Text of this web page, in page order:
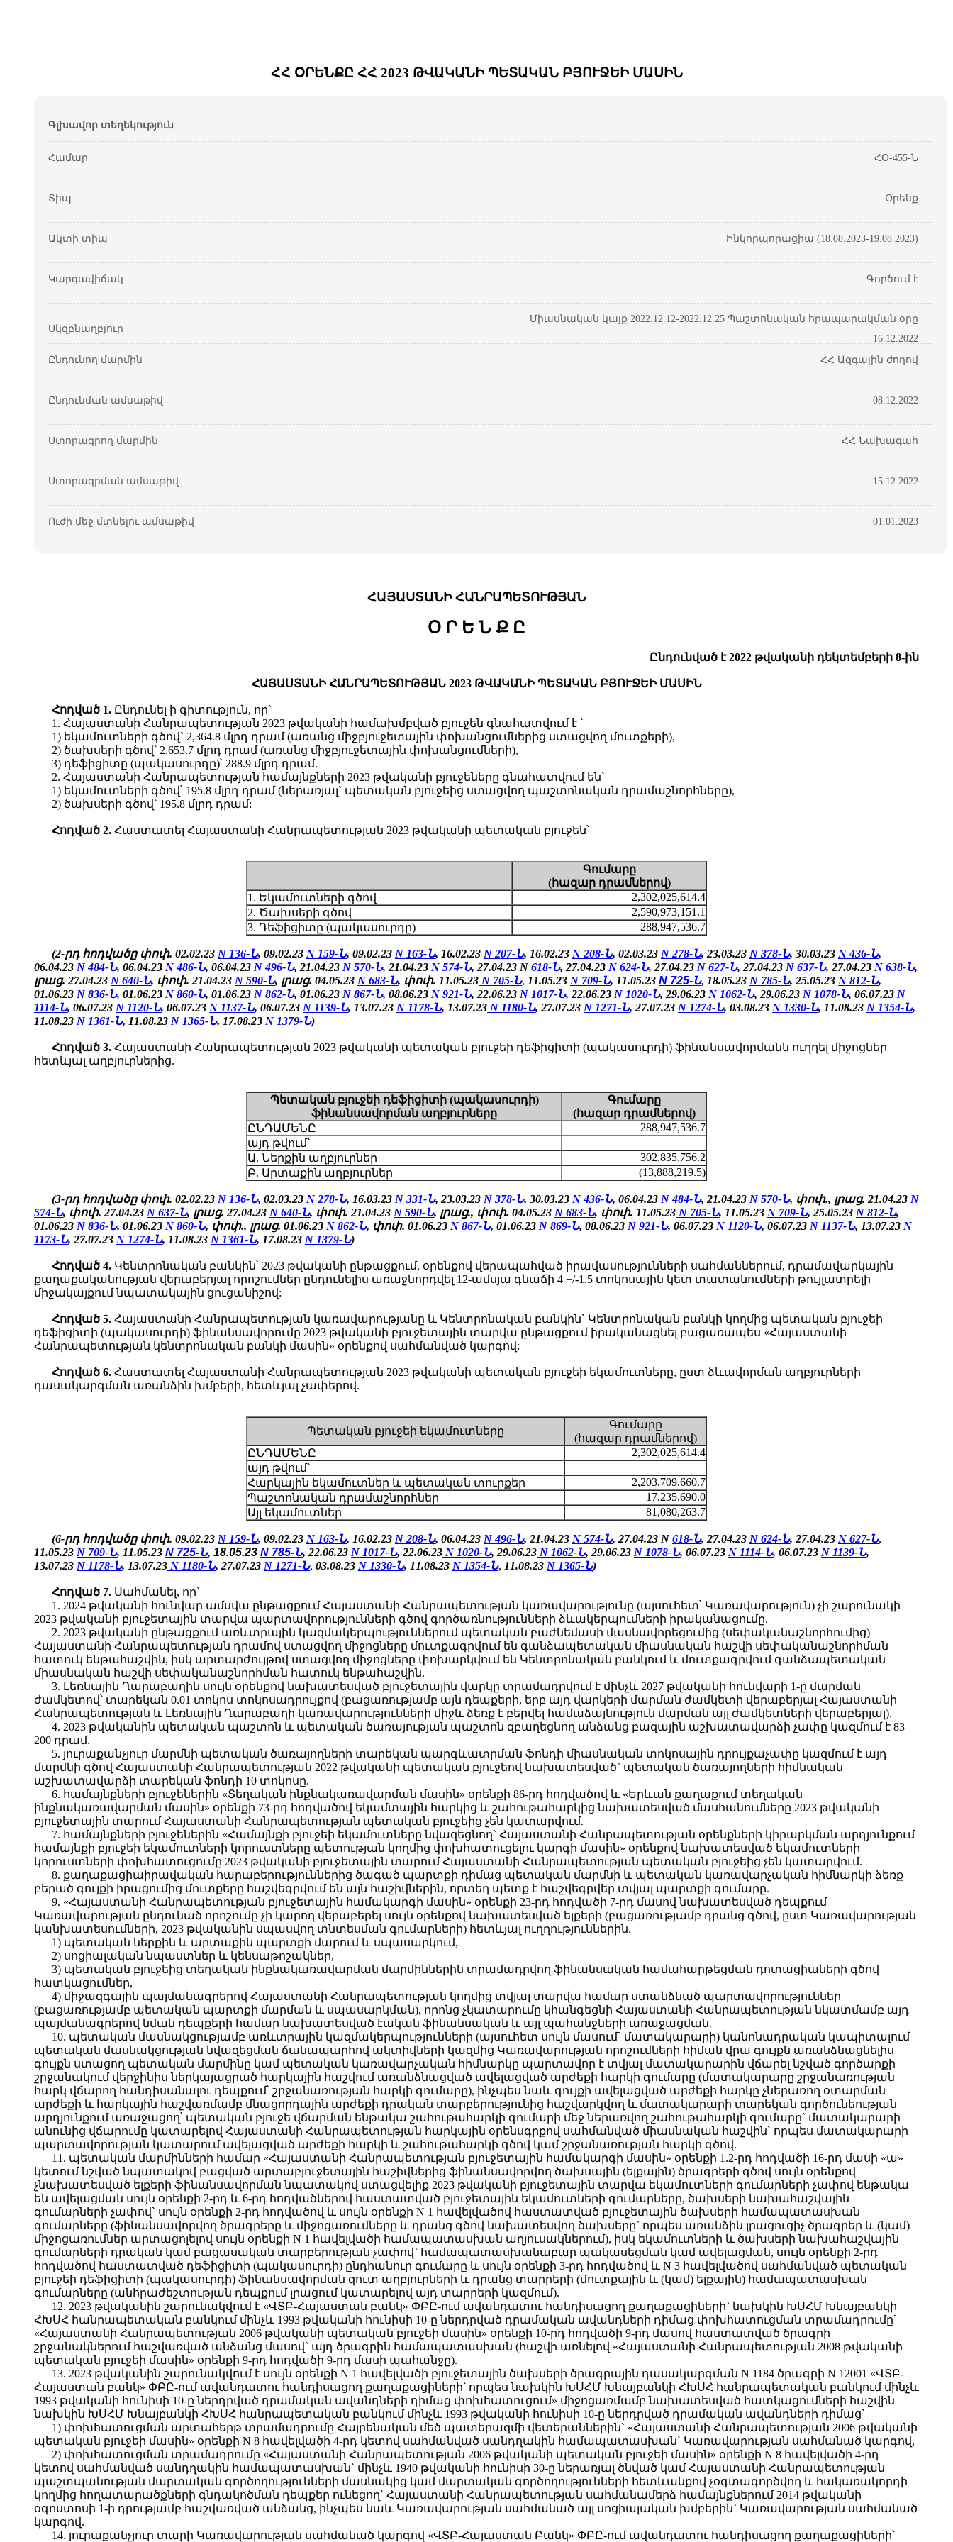
ՀՀ ՕՐԵՆՔԸ ՀՀ 2023 ԹՎԱԿԱՆԻ ՊԵՏԱԿԱՆ ԲՅՈՒՋԵԻ ՄԱՍԻՆ
Գլխավոր տեղեկություն
Համար ՀՕ-455-Ն
Տիպ Օրենք
Ակտի տիպ Ինկորպորացիա (18.08.2023-19.08.2023)
Կարգավիճակ Գործում է
Սկզբնաղբյուր
Միասնական կայք 2022.12.12-2022.12.25 Պաշտոնական հրապարակման օրը
16.12.2022
Ընդունող մարմին
ՀՀ Ազգային ժողով
Ընդունման ամսաթիվ 08.12.2022
Ստորագրող մարմին ՀՀ Նախագահ
Ստորագրման ամսաթիվ 15.12.2022
Ուժի մեջ մտնելու ամսաթիվ 01.01.2023
ՀԱՅԱՍՏԱՆԻ ՀԱՆՐԱՊԵՏՈՒԹՅԱՆ
Օ Ր Ե Ն Ք Ը
Ընդունված է 2022 թվականի դեկտեմբերի 8-ին
ՀԱՅԱՍՏԱՆԻ ՀԱՆՐԱՊԵՏՈՒԹՅԱՆ 2023 ԹՎԱԿԱՆԻ ՊԵՏԱԿԱՆ ԲՅՈՒՋԵԻ ՄԱՍԻՆ
Հոդված 1. Ընդունել ի գիտություն, որ`
1. Հայաստանի Հանրապետության 2023 թվականի համախմբված բյուջեն գնահատվում է ՝
1) եկամուտների գծով` 2,364.8 մլրդ դրամ (առանց միջբյուջետային փոխանցումներից ստացվող մուտքերի),
2) ծախսերի գծով՝ 2,653.7 մլրդ դրամ (առանց միջբյուջետային փոխանցումների),
3) դեֆիցիտը (պակասուրդը)՝ 288.9 մլրդ դրամ.
2. Հայաստանի Հանրապետության համայնքների 2023 թվականի բյուջեները գնահատվում են՝
1) եկամուտների գծով՝ 195.8 մլրդ դրամ (ներառյալ` պետական բյուջեից ստացվող պաշտոնական դրամաշնորհները),
2) ծախսերի գծով՝ 195.8 մլրդ դրամ:
Հոդված 2. Հաստատել Հայաստանի Հանրապետության 2023 թվականի պետական բյուջեն՝
Գումարը
(հազար դրամներով)
1. Եկամուտների գծով
2,302,025,614.4
2. Ծախսերի գծով
2,590,973,151.1
3. Դեֆիցիտը (պակասուրդը)
288,947,536.7
(2-րդ հոդվածը փոփ. 02.02.23 N 136-Ն, 09.02.23 N 159-Ն, 09.02.23 N 163-Ն, 16.02.23 N 207-Ն, 16.02.23 N 208-Ն, 02.03.23 N 278-Ն, 23.03.23 N 378-Ն, 30.03.23 N 436-Ն,
06.04.23 N 484-Ն, 06.04.23 N 486-Ն, 06.04.23 N 496-Ն, 21.04.23 N 570-Ն, 21.04.23 N 574-Ն, 27.04.23 N 618-Ն, 27.04.23 N 624-Ն, 27.04.23 N 627-Ն, 27.04.23 N 637-Ն, 27.04.23 N 638-Ն,
լրաց. 27.04.23 N 640-Ն, փոփ. 21.04.23 N 590-Ն, լրաց. 04.05.23 N 683-Ն, փոփ. 11.05.23 N 705-Ն, 11.05.23 N 709-Ն, 11.05.23 N 725-Ն, 18.05.23 N 785-Ն, 25.05.23 N 812-Ն,
01.06.23 N 836-Ն, 01.06.23 N 860-Ն, 01.06.23 N 862-Ն, 01.06.23 N 867-Ն, 08.06.23 N 921-Ն, 22.06.23 N 1017-Ն, 22.06.23 N 1020-Ն, 29.06.23 N 1062-Ն, 29.06.23 N 1078-Ն, 06.07.23 N
1114-Ն, 06.07.23 N 1120-Ն, 06.07.23 N 1137-Ն, 06.07.23 N 1139-Ն, 13.07.23 N 1178-Ն, 13.07.23 N 1180-Ն, 27.07.23 N 1271-Ն, 27.07.23 N 1274-Ն, 03.08.23 N 1330-Ն, 11.08.23 N 1354-Ն,
11.08.23 N 1361-Ն, 11.08.23 N 1365-Ն, 17.08.23 N 1379-Ն)
Հոդված 3. Հայաստանի Հանրապետության 2023 թվականի պետական բյուջեի դեֆիցիտի (պակասուրդի) ֆինանսավորմանն ուղղել միջոցներ
հետևյալ աղբյուրներից.
Պետական բյուջեի դեֆիցիտի (պակասուրդի)
ֆինանսավորման աղբյուրները
Գումարը
(հազար դրամներով)
ԸՆԴԱՄԵՆԸ
288,947,536.7
այդ թվում`
Ա. Ներքին աղբյուրներ
302,835,756.2
Բ. Արտաքին աղբյուրներ
(13,888,219.5)
(3-րդ հոդվածը փոփ. 02.02.23 N 136-Ն, 02.03.23 N 278-Ն, 16.03.23 N 331-Ն, 23.03.23 N 378-Ն, 30.03.23 N 436-Ն, 06.04.23 N 484-Ն, 21.04.23 N 570-Ն, փոփ., լրաց. 21.04.23 N
574-Ն, փոփ. 27.04.23 N 637-Ն, լրաց. 27.04.23 N 640-Ն, փոփ. 21.04.23 N 590-Ն, լրաց., փոփ. 04.05.23 N 683-Ն, փոփ. 11.05.23 N 705-Ն, 11.05.23 N 709-Ն, 25.05.23 N 812-Ն,
01.06.23 N 836-Ն, 01.06.23 N 860-Ն, փոփ., լրաց. 01.06.23 N 862-Ն, փոփ. 01.06.23 N 867-Ն, 01.06.23 N 869-Ն, 08.06.23 N 921-Ն, 06.07.23 N 1120-Ն, 06.07.23 N 1137-Ն, 13.07.23 N
1173-Ն, 27.07.23 N 1274-Ն, 11.08.23 N 1361-Ն, 17.08.23 N 1379-Ն)
Հոդված 4. Կենտրոնական բանկին՝ 2023 թվականի ընթացքում, օրենքով վերապահված իրավասությունների սահմաններում, դրամավարկային
քաղաքականության վերաբերյալ որոշումներ ընդունելիս առաջնորդվել 12-ամսյա գնաճի 4 +/-1.5 տոկոսային կետ տատանումների թույլատրելի
միջակայքում նպատակային ցուցանիշով:
Հոդված 5. Հայաստանի Հանրապետության կառավարությանը և Կենտրոնական բանկին` Կենտրոնական բանկի կողմից պետական բյուջեի
դեֆիցիտի (պակասուրդի) ֆինանսավորումը 2023 թվականի բյուջետային տարվա ընթացքում իրականացնել բացառապես «Հայաստանի
Հանրապետության կենտրոնական բանկի մասին» օրենքով սահմանված կարգով:
Հոդված 6. Հաստատել Հայաստանի Հանրապետության 2023 թվականի պետական բյուջեի եկամուտները, ըստ ձևավորման աղբյուրների
դասակարգման առանձին խմբերի, հետևյալ չափերով.
Պետական բյուջեի եկամուտները
Գումարը
(հազար դրամներով)
ԸՆԴԱՄԵՆԸ
2,302,025,614.4
այդ թվում`
Հարկային եկամուտներ և պետական տուրքեր
2,203,709,660.7
Պաշտոնական դրամաշնորհներ
17,235,690.0
Այլ եկամուտներ
81,080,263.7
(6-րդ հոդվածը փոփ. 09.02.23 N 159-Ն, 09.02.23 N 163-Ն, 16.02.23 N 208-Ն, 06.04.23 N 496-Ն, 21.04.23 N 574-Ն, 27.04.23 N 618-Ն, 27.04.23 N 624-Ն,27.04.23 N 627-Ն,
11.05.23 N 709-Ն, 11.05.23 N 725-Ն, 18.05.23 N 785-Ն, 22.06.23 N 1017-Ն, 22.06.23 N 1020-Ն, 29.06.23 N 1062-Ն, 29.06.23 N 1078-Ն, 06.07.23 N 1114-Ն, 06.07.23 N 1139-Ն,
13.07.23 N 1178-Ն, 13.07.23 N 1180-Ն,27.07.23 N 1271-Ն, 03.08.23 N 1330-Ն, 11.08.23 N 1354-Ն, 11.08.23 N 1365-Ն)
Հոդված 7. Սահմանել, որ՝
1. 2024 թվականի հունվար ամսվա ընթացքում Հայաստանի Հանրապետության կառավարությունը (այսուհետ՝ Կառավարություն) չի շարունակի
2023 թվականի բյուջետային տարվա պարտավորությունների գծով գործառնությունների ձևակերպումների իրականացումը.
2. 2023 թվականի ընթացքում առևտրային կազմակերպություններում պետական բաժնեմասի մասնավորեցումից (սեփականաշնորհումից)
Հայաստանի Հանրապետության դրամով ստացվող միջոցները մուտքագրվում են գանձապետական միասնական հաշվի սեփականաշնորհման
հատուկ ենթահաշվին, իսկ արտարժույթով ստացվող միջոցները փոխարկվում են Կենտրոնական բանկում և մուտքագրվում գանձապետական
միասնական հաշվի սեփականաշնորհման հատուկ ենթահաշվին.
3. Լեռնային Ղարաբաղին սույն օրենքով նախատեսված բյուջետային վարկը տրամադրվում է մինչև 2027 թվականի հունվարի 1-ը մարման
ժամկետով՝ տարեկան 0.01 տոկոս տոկոսադրույքով (բացառությամբ այն դեպքերի, երբ այդ վարկերի մարման ժամկետի վերաբերյալ Հայաստանի
Հանրապետության և Լեռնային Ղարաբաղի կառավարությունների միջև ձեռք է բերվել համաձայնություն մարման այլ ժամկետների վերաբերյալ).
4. 2023 թվականին պետական պաշտոն և պետական ծառայության պաշտոն զբաղեցնող անձանց բազային աշխատավարձի չափը կազմում է 83
200 դրամ.
5. յուրաքանչյուր մարմնի պետական ծառայողների տարեկան պարգևատրման ֆոնդի միասնական տոկոսային դրույքաչափը կազմում է այդ
մարմնի գծով Հայաստանի Հանրապետության 2022 թվականի պետական բյուջեով նախատեսված` պետական ծառայողների հիմնական
աշխատավարձի տարեկան ֆոնդի 10 տոկոսը.
6. համայնքների բյուջեներին «Տեղական ինքնակառավարման մասին» օրենքի 86-րդ հոդվածով և «Երևան քաղաքում տեղական
ինքնակառավարման մասին» օրենքի 73-րդ հոդվածով եկամտային հարկից և շահութահարկից նախատեսված մասհանումները 2023 թվականի
բյուջետային տարում Հայաստանի Հանրապետության պետական բյուջեից չեն կատարվում.
7. համայնքների բյուջեներին «Համայնքի բյուջեի եկամուտները նվազեցնող` Հայաստանի Հանրապետության օրենքների կիրարկման արդյունքում
համայնքի բյուջեի եկամուտների կորուստները պետության կողմից փոխհատուցելու կարգի մասին» օրենքով նախատեսված եկամուտների
կորուստների փոխհատուցումը 2023 թվականի բյուջետային տարում Հայաստանի Հանրապետության պետական բյուջեից չեն կատարվում.
8. քաղաքացիաիրավական հարաբերություններից ծագած պարտքի դիմաց պետական մարմնի և պետական կառավարչական հիմնարկի ձեռք
բերած գույքի իրացումից մուտքերը հաշվեգրվում են այն հաշիվներին, որտեղ պետք է հաշվեգրվեր տվյալ պարտքի գումարը.
9. «Հայաստանի Հանրապետության բյուջետային համակարգի մասին» օրենքի 23-րդ հոդվածի 7-րդ մասով նախատեսված դեպքում
Կառավարության ընդունած որոշումը չի կարող վերաբերել սույն օրենքով նախատեսված ելքերի (բացառությամբ դրանց գծով, ըստ Կառավարության
կանխատեսումների, 2023 թվականին սպասվող տնտեսման գումարների) հետևյալ ուղղություններին.
1) պետական ներքին և արտաքին պարտքի մարում և սպասարկում,
2) սոցիալական նպաստներ և կենսաթոշակներ,
3) պետական բյուջեից տեղական ինքնակառավարման մարմիններին տրամադրվող ֆինանսական համահարթեցման դոտացիաների գծով
հատկացումներ,
4) միջազգային պայմանագրերով Հայաստանի Հանրապետության կողմից տվյալ տարվա համար ստանձնած պարտավորություններ
(բացառությամբ պետական պարտքի մարման և սպասարկման), որոնց չկատարումը կհանգեցնի Հայաստանի Հանրապետության նկատմամբ այդ
պայմանագրերով նման դեպքերի համար նախատեսված էական ֆինանսական և այլ պահանջների առաջացման.
10. պետական մասնակցությամբ առևտրային կազմակերպությունների (այսուհետ սույն մասում` մատակարարի) կանոնադրական կապիտալում
պետական մասնակցության նվազեցման ճանապարհով ակտիվների կազմից Կառավարության որոշումների հիման վրա գույքն առանձնացնելիս
գույքն ստացող պետական մարմինը կամ պետական կառավարչական հիմնարկը պարտավոր է տվյալ մատակարարին վճարել նշված գործարքի
շրջանակում վերջինիս ներկայացրած հարկային հաշվում առանձնացված ավելացված արժեքի հարկի գումարը (մատակարարը շրջանառության
հարկ վճարող հանդիսանալու դեպքում՝ շրջանառության հարկի գումարը), ինչպես նաև գույքի ավելացված արժեքի հարկը չներառող օտարման
արժեքի և հարկային հաշվառմամբ մնացորդային արժեքի դրական տարբերությունից հաշվարկվող և մատակարարի տարեկան գործունեության
արդյունքում առաջացող՝ պետական բյուջե վճարման ենթակա շահութահարկի գումարի մեջ ներառվող շահութահարկի գումարը` մատակարարի
անունից վճարումը կատարելով Հայաստանի Հանրապետության հարկային օրենսգրքով սահմանված միասնական հաշվին` որպես մատակարարի
պարտավորության կատարում ավելացված արժեքի հարկի և շահութահարկի գծով կամ շրջանառության հարկի գծով.
11. պետական մարմինների համար «Հայաստանի Հանրապետության բյուջետային համակարգի մասին» օրենքի 1.2-րդ հոդվածի 16-րդ մասի «ա»
կետում նշված նպատակով բացված արտաբյուջետային հաշիվներից ֆինանսավորվող ծախսային (ելքային) ծրագրերի գծով սույն օրենքով
չնախատեսված ելքերի ֆինանսավորման նպատակով ստացվելիք 2023 թվականի բյուջետային տարվա եկամուտների գումարների չափով ենթակա
են ավելացման սույն օրենքի 2-րդ և 6-րդ հոդվածներով հաստատված բյուջետային եկամուտների գումարները, ծախսերի նախահաշվային
գումարների չափով` սույն օրենքի 2-րդ հոդվածով և սույն օրենքի N 1 հավելվածով հաստատված բյուջետային ծախսերի համապատասխան
գումարները (ֆինանսավորվող ծրագրերը և միջոցառումները և դրանց գծով նախատեսվող ծախսերը` որպես առանձին լրացուցիչ ծրագրեր և (կամ)
միջոցառումներ արտացոլելով սույն օրենքի N 1 հավելվածի համապատասխան աղյուսակներում), իսկ եկամուտների և ծախսերի նախահաշվային
գումարների դրական կամ բացասական տարբերության չափով` համապատասխանաբար պակասեցման կամ ավելացման, սույն օրենքի 2-րդ
հոդվածով հաստատված դեֆիցիտի (պակասուրդի) ընդհանուր գումարը և սույն օրենքի 3-րդ հոդվածով և N 3 հավելվածով սահմանված պետական
բյուջեի դեֆիցիտի (պակասուրդի) ֆինանսավորման զուտ աղբյուրների և դրանց տարրերի (մուտքային և (կամ) ելքային) համապատասխան
գումարները (անհրաժեշտության դեպքում լրացում կատարելով այդ տարրերի կազմում).
12. 2023 թվականին շարունակվում է «ՎՏԲ-Հայաստան բանկ» ՓԲԸ-ում ավանդատու հանդիսացող քաղաքացիների` նախկին ԽՍՀՄ Խնայբանկի
ՀԽՍՀ հանրապետական բանկում մինչև 1993 թվականի հունիսի 10-ը ներդրված դրամական ավանդների դիմաց փոխհատուցման տրամադրումը`
«Հայաստանի Հանրապետության 2006 թվականի պետական բյուջեի մասին» օրենքի 10-րդ հոդվածի 9-րդ մասով հաստատված ծրագրի
շրջանակներում հաշվառված անձանց մասով` այդ ծրագրին համապատասխան (հաշվի առնելով «Հայաստանի Հանրապետության 2008 թվականի
պետական բյուջեի մասին» օրենքի 9-րդ հոդվածի 9-րդ մասի պահանջը).
13. 2023 թվականին շարունակվում է սույն օրենքի N 1 հավելվածի բյուջետային ծախսերի ծրագրային դասակարգման N 1184 ծրագրի N 12001 «ՎՏԲ-
Հայաստան բանկ» ՓԲԸ-ում ավանդատու հանդիսացող քաղաքացիների՝ որպես նախկին ԽՍՀՄ Խնայբանկի ՀԽՍՀ հանրապետական բանկում մինչև
1993 թվականի հունիսի 10-ը ներդրված դրամական ավանդների դիմաց փոխհատուցում» միջոցառմամբ նախատեսված հատկացումների հաշվին
նախկին ԽՍՀՄ Խնայբանկի ՀԽՍՀ հանրապետական բանկում մինչև 1993 թվականի հունիսի 10-ը ներդրված դրամական ավանդների դիմաց`
1) փոխհատուցման արտահերթ տրամադրումը Հայրենական մեծ պատերազմի վետերաններին` «Հայաստանի Հանրապետության 2006 թվականի
պետական բյուջեի մասին» օրենքի N 8 հավելվածի 4-րդ կետով սահմանված սանդղակին համապատասխան` Կառավարության սահմանած կարգով,
2) փոխհատուցման տրամադրումը «Հայաստանի Հանրապետության 2006 թվականի պետական բյուջեի մասին» օրենքի N 8 հավելվածի 4-րդ
կետով սահմանված սանդղակին համապատասխան` մինչև 1940 թվականի հունիսի 30-ը ներառյալ ծնված կամ Հայաստանի Հանրապետության
պաշտպանության մարտական գործողությունների մասնակից կամ մարտական գործողությունների հետևանքով չօգտագործվող և հակառակորդի
կողմից հողատարածքների գնդակոծման դեպքեր ունեցող` Հայաստանի Հանրապետության սահմանամերձ համայնքներում 2014 թվականի
օգոստոսի 1-ի դրությամբ հաշվառված անձանց, ինչպես նաև Կառավարության սահմանած այլ սոցիալական խմբերին` Կառավարության սահմանած
կարգով.
14. յուրաքանչյուր տարի Կառավարության սահմանած կարգով «ՎՏԲ-Հայաստան Բանկ» ՓԲԸ-ում ավանդատու հանդիսացող քաղաքացիների՝